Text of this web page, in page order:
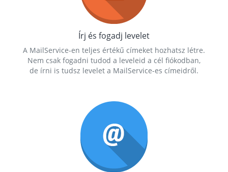
Írj és fogadj levelet
A MailService-en teljes értékű címeket hozhatsz létre.
Nem csak fogadni tudod a leveleid a cél fiókodban,
de írni is tudsz levelet a MailService-es címeidről.